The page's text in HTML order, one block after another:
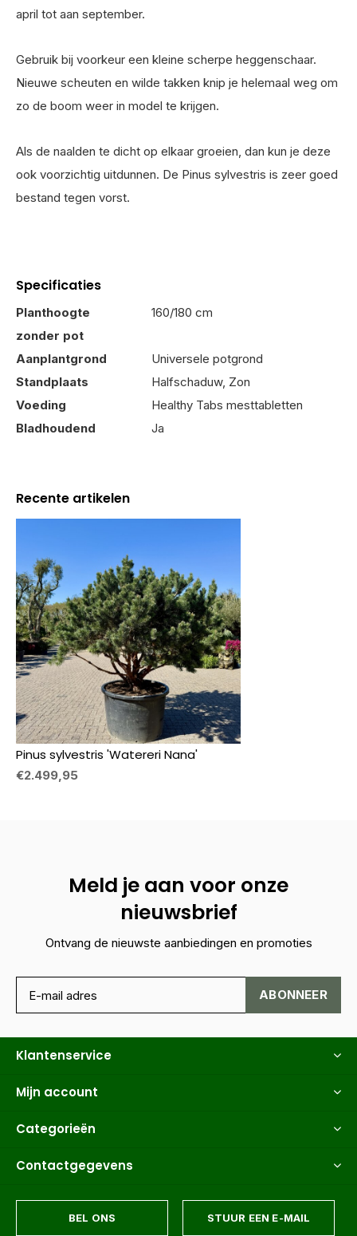
april tot aan september.
Gebruik bij voorkeur een kleine scherpe heggenschaar.
Nieuwe scheuten en wilde takken knip je helemaal weg om
zo de boom weer in model te krijgen.
Als de naalden te dicht op elkaar groeien, dan kun je deze
ook voorzichtig uitdunnen. De Pinus sylvestris is zeer goed
bestand tegen vorst.
Specificaties
Planthoogte
zonder pot
160/180 cm
Aanplantgrond
Universele potgrond
Standplaats
Halfschaduw, Zon
Voeding
Healthy Tabs mesttabletten
Bladhoudend
Ja
Recente artikelen
Pinus sylvestris 'Watereri Nana'
€2.499,95
Meld je aan voor onze
nieuwsbrief
Ontvang de nieuwste aanbiedingen en promoties
ABONNEER
Klantenservice
Mijn account
Categorieën
Contactgegevens
BEL ONS STUUR EEN E-MAIL